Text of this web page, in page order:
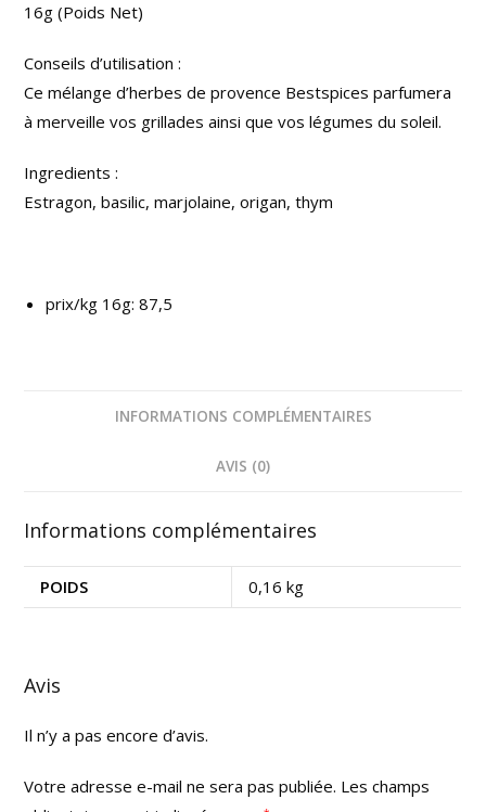
16g (Poids Net)
Conseils d’utilisation :
Ce mélange d’herbes de provence Bestspices parfumera
à merveille vos grillades ainsi que vos légumes du soleil.
Ingredients :
Estragon, basilic, marjolaine, origan, thym
prix/kg 16g: 87,5
INFORMATIONS COMPLÉMENTAIRES
AVIS (0)
Informations complémentaires
POIDS 0,16 kg
Avis
Il n’y a pas encore d’avis.
Votre adresse e-mail ne sera pas publiée. Les champs